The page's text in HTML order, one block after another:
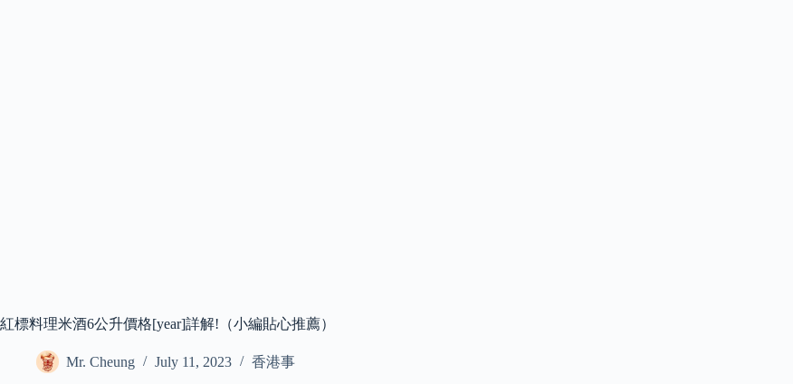
紅標料理米酒6公升價格[year]詳解!（小編貼心推薦）
Mr. Cheung July 11, 2023 香港事